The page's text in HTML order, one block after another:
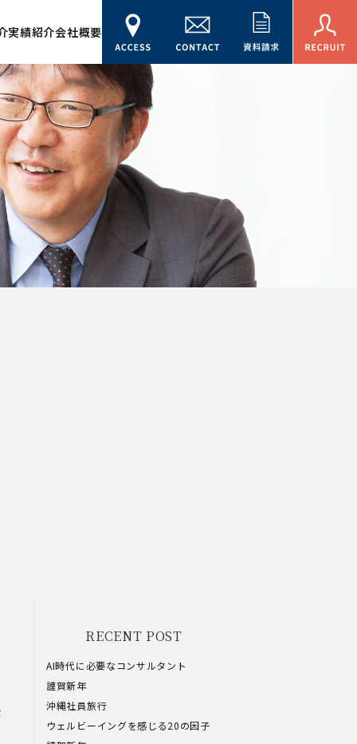
実績紹介会社概要
RECENT POST
AI時代に必要なコンサルタント
謹賀新年
沖縄社員旅行
ウェルビーイングを感じる20の因子